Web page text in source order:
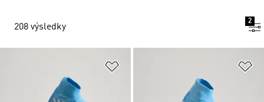
208 výsledky
2